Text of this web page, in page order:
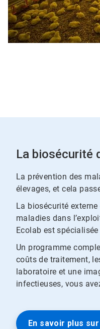
La biosécurité
La prévention des
élevages, et cela
La biosécurité
maladies dans
Ecolab est
Un programme
coûts de traitement,
laboratoire et une
infectieuses, vous
En savoir plus